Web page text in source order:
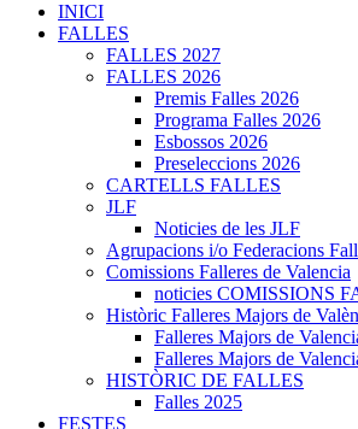
INICI
FALLES
FALLES 2027
FALLES 2026
Premis Falles 2026
Programa Falles 2026
Esbossos 2026
Preseleccions 2026
CARTELLS FALLES
JLF
Noticies de les JLF
Agrupacions i/o Federacions
Comissions Falleres de Valencia
noticies COMISSIONS
Històric Falleres Majors de
Falleres Majors de
Falleres Majors de
HISTÒRIC DE FALLES
Falles 2025
FESTES